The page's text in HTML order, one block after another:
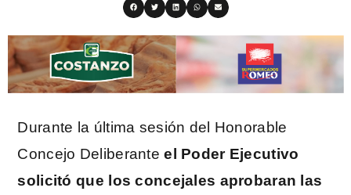
Durante la última sesión del Honorable
Concejo Deliberante el Poder Ejecutivo
solicitó que los concejales aprobaran las